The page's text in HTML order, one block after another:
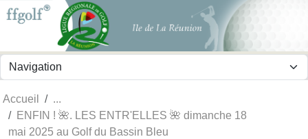
Accueil
ENFIN ! 🌺. LES ENTR'ELLES 🌺 dimanche 18
mai 2025 au Golf du Bassin Bleu
Panneau de gestion des cookies